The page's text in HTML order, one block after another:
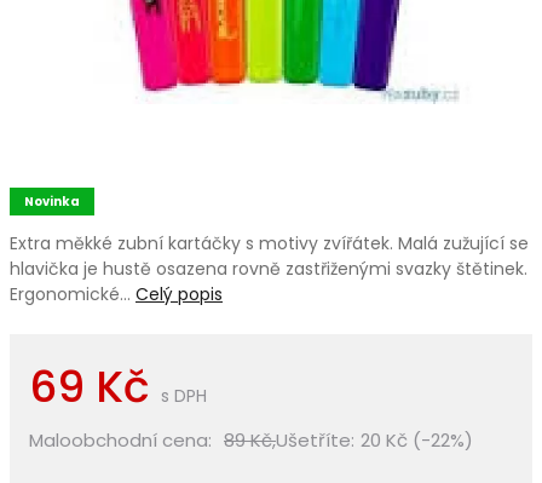
Novinka
Extra měkké zubní kartáčky s motivy zvířátek. Malá zužující se
hlavička je hustě osazena rovně zastřiženými svazky štětinek.
Ergonomické… Celý popis
69 Kč s DPH
Maloobchodní cena: 89 Kč,Ušetříte: 20 Kč (-22%)